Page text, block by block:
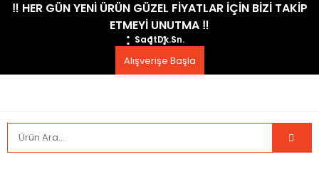
​‼️​ HER GÜN YENİ ÜRÜN GÜZEL FİYATLAR İÇİN BİZİ TAKİP
ETMEYİ UNUTMA ​‼️​
SaatDk.Sn.
Alışverişe Başla